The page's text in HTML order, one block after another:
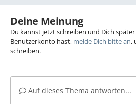
Deine Meinung
Du kannst jetzt schreiben und Dich
Benutzerkonto hast, melde Dich bitte an,
schreiben.
Auf dieses Thema antworten...